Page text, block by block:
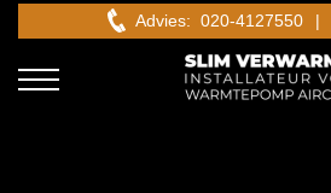
Advies: 020-4127550 |